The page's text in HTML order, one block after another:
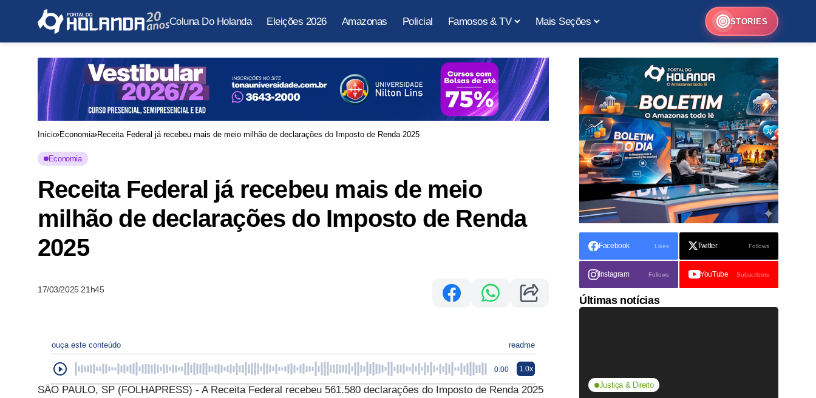
Coluna Do Holanda Eleições 2026 Amazonas Policial Famosos & TV Mais Seções STORIES
Início Economia Receita Federal já recebeu mais de meio milhão de declarações do Imposto de Renda 2025
Economia
Receita Federal já recebeu mais de meio
milhão de declarações do Imposto de Renda
2025
17/03/2025 21h45
ouça este conteúdo readme
0:00 1.0x
SÃO PAULO, SP (FOLHAPRESS) - A Receita Federal recebeu 561.580 declarações do Imposto de Renda 2025
Facebook Likes Twitter Follows
Instagram Follows YouTube Subscribers
Últimas notícias
Justiça & Direito